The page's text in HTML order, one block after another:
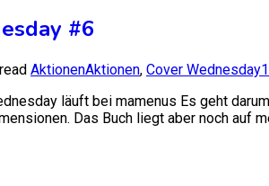
#6
AktionenAktionen, Cover Wednesday
läuft bei mamenus Es geht
Das Buch liegt aber noch auf